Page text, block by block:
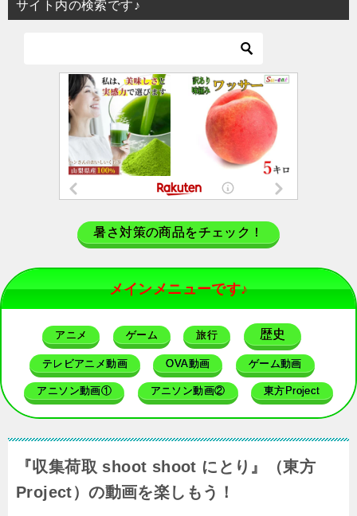
サイト内の検索です♪
暑さ対策の商品をチェック！
メインメニューです♪
アニメ ゲーム 旅行 歴史
テレビアニメ動画 OVA動画 ゲーム動画
アニソン動画① アニソン動画② 東方Project
『収集荷取 shoot shoot にとり』（東方
Project）の動画を楽しもう！